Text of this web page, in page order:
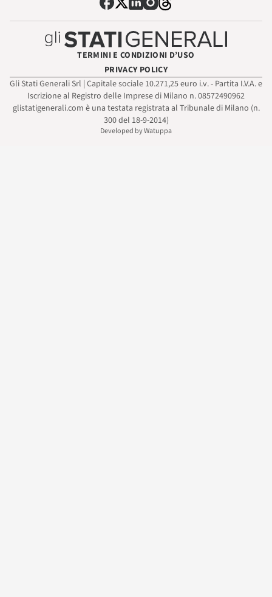
TERMINI E CONDIZIONI D’USO
PRIVACY POLICY
Gli Stati Generali Srl | Capitale sociale 10.271,25 euro i.v. - Partita I.V.A. e
Iscrizione al Registro delle Imprese di Milano n. 08572490962
glistatigenerali.com è una testata registrata al Tribunale di Milano (n.
300 del 18-9-2014)
Developed by Watuppa